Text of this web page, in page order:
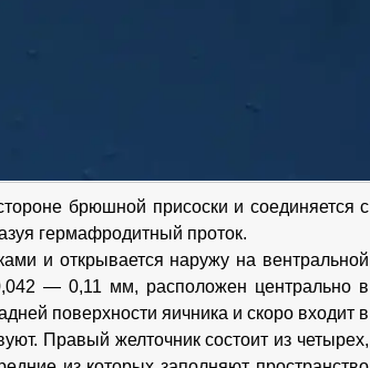
брюшной присоски и соединяется с
гермафродитный проток.
и открывается наружу на вентральной
— 0,11 мм, расположен центрально в
поверхности яичника и скоро входит в
Правый желточник состоит из четырех,